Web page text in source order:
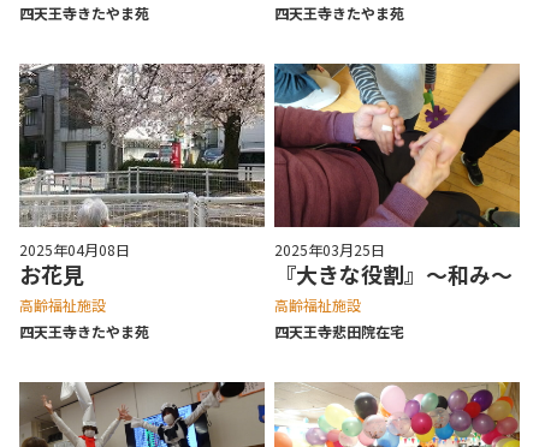
四天王寺きたやま苑
四天王寺きたやま苑
2025年04月08日
お花見
高齢福祉施設
四天王寺きたやま苑
2025年03月25日
『大きな役割』～和み～
高齢福祉施設
四天王寺悲⽥院在宅